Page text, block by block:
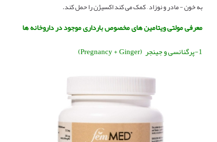
به خون - مادر و نوزاد – کمک می کند اکسیژن را حمل کند.
معرفی مولتی ویتامین های مخصوص بارداری موجود در داروخانه ها
1-پرگنانسی و جینجر (Pregnancy + Ginger)